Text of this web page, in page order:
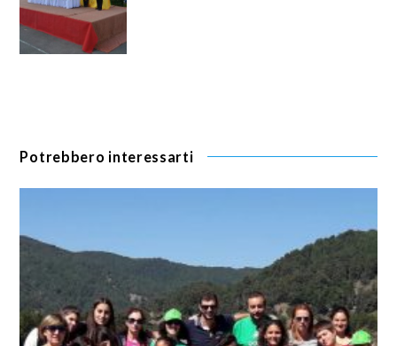
Potrebbero interessarti